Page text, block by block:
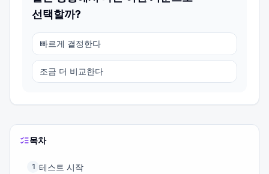
선택할까?
빠르게 결정한다
조금 더 비교한다
목차
1 테스트 시작